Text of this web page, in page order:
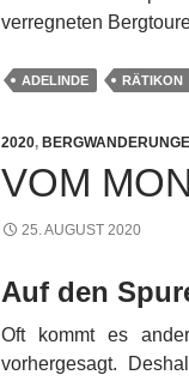
verregneten
ADELINDE RÄTIKON
2020,
VOM
25. AUGUST 2020
Auf den
Oft kommt es
vorhergesagt.